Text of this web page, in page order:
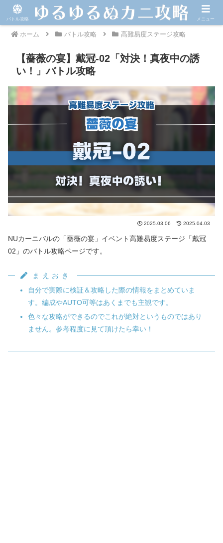
ホーム バトル攻略 高難易度ステージ攻略
【薔薇の宴】戴冠-02「対決！真夜中の誘
い！」バトル攻略
2025.03.06 2025.04.03
NUカーニバルの「薔薇の宴」イベント高難易度ステージ「戴冠
02」のバトル攻略ページです。
まえおき
自分で実際に検証＆攻略した際の情報をまとめていま
す。編成やAUTO可等はあくまでも主観です。
色々な攻略ができるのでこれが絶対というものではあり
ません。参考程度に見て頂けたら幸い！
バトル攻略 メニュー